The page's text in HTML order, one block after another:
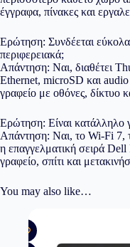
έγγραφα, πίνακες και
Ερώτηση: Συνδέεται
περιφερειακά;
Απάντηση: Ναι, διαθέτει
Ethernet, microSD και audio
γραφείο με οθόνες, δίκτυο
Ερώτηση: Είναι κατάλληλο
Απάντηση: Ναι, το Wi-Fi 7,
η επαγγελματική σειρά
γραφείο, σπίτι και
You may also like…